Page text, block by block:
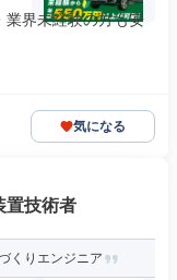
業界未経験の方も安
気になる
置技術者
くりエンジニア